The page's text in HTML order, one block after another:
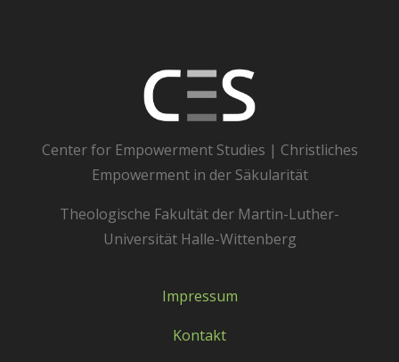
Center for Empowerment Studies | Christliches
Empowerment in der Säkularität
Theologische Fakultät der Martin-Luther-
Universität Halle-Wittenberg
Impressum
Kontakt